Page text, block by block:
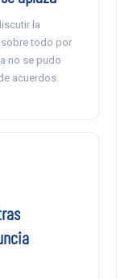
la
sobre todo por
no se pudo
acuerdos.